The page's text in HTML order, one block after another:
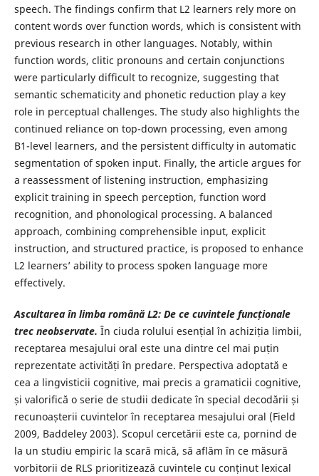
speech. The findings confirm that L2 learners rely more on
content words over function words, which is consistent with
previous research in other languages. Notably, within
function words, clitic pronouns and certain conjunctions
were particularly difficult to recognize, suggesting that
semantic schematicity and phonetic reduction play a key
role in perceptual challenges. The study also highlights the
continued reliance on top-down processing, even among
B1-level learners, and the persistent difficulty in automatic
segmentation of spoken input. Finally, the article argues for
a reassessment of listening instruction, emphasizing
explicit training in speech perception, function word
recognition, and phonological processing. A balanced
approach, combining comprehensible input, explicit
instruction, and structured practice, is proposed to enhance
L2 learners’ ability to process spoken language more
effectively.
Ascultarea în limba română L2: De ce cuvintele funcționale
trec neobservate. În ciuda rolului esențial în achiziția limbii,
receptarea mesajului oral este una dintre cel mai puțin
reprezentate activități în predare. Perspectiva adoptată e
cea a lingvisticii cognitive, mai precis a gramaticii cognitive,
și valorifică o serie de studii dedicate în special decodării și
recunoașterii cuvintelor în receptarea mesajului oral (Field
2009, Baddeley 2003). Scopul cercetării este ca, pornind de
la un studiu empiric la scară mică, să aflăm în ce măsură
vorbitorii de RLS prioritizează cuvintele cu conținut lexical